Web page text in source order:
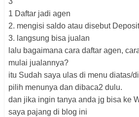
1 Daftar jadi agen
2. mengisi saldo atau disebut Deposit
3. langsung bisa jualan
lalu bagaimana cara daftar agen,
mulai jualannya?
itu Sudah saya ulas di menu diatas/
pilih menunya dan dibaca2 dulu.
dan jika ingin tanya anda jg bisa ke
saya pajang di blog ini